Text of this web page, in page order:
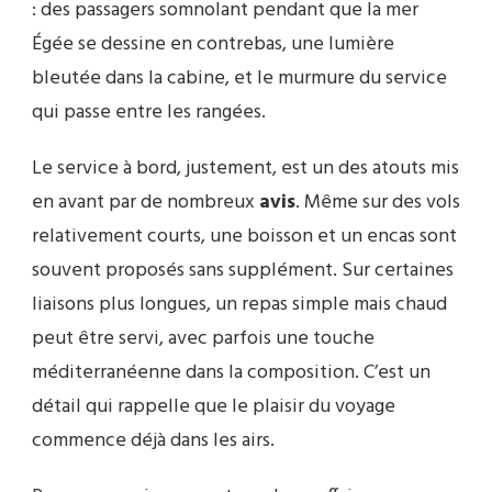
: des passagers somnolant pendant que la mer
Égée se dessine en contrebas, une lumière
bleutée dans la cabine, et le murmure du service
qui passe entre les rangées.
Le service à bord, justement, est un des atouts mis
en avant par de nombreux avis. Même sur des vols
relativement courts, une boisson et un encas sont
souvent proposés sans supplément. Sur certaines
liaisons plus longues, un repas simple mais chaud
peut être servi, avec parfois une touche
méditerranéenne dans la composition. C’est un
détail qui rappelle que le plaisir du voyage
commence déjà dans les airs.